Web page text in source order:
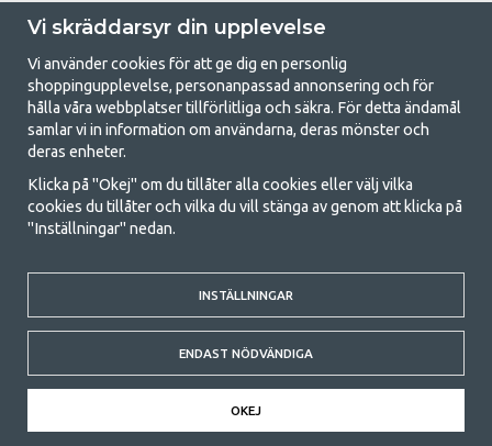
GetCamping.se - Din butik för camping
och uteliv
Att campa kan antingen vara en livsstil eller ett sätt att samla familjen
för ett gemensamt äventyr. Oavsett vilken kategori du tillhör hittar du
med att campa så därför erbjuder vi riktigt bra priser på familjetält,
husvagnstält och all annan utrustning för camping och friluftsliv. Vårt
mål är att i varje priskategori erbjuda den bästa campingutrustningen
gällande kvalitet och funktionalitet. Ta gärna kontakt med oss om det
är något du saknar eller vill veta mer om.
© 2020 GetCamping. All rights reserved.
Vi skräddarsyr din upplevelse
Vi använder cookies för att ge dig en personlig
shoppingupplevelse, personanpassad annonsering och för
hålla våra webbplatser tillförlitliga och säkra. För detta ändamål
samlar vi in information om användarna, deras mönster och
deras enheter.
Klicka på "Okej" om du tillåter alla cookies eller välj vilka
cookies du tillåter och vilka du vill stänga av genom att klicka på
"Inställningar" nedan.
INSTÄLLNINGAR
ENDAST NÖDVÄNDIGA
OKEJ